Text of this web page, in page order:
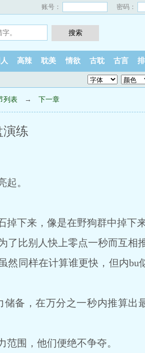
账号： 密码：
高辣 耽美 情欲 古耽 古言
列表 → 下一章
演练
。
下来，像是在野狗群中掉下来
比别人快上零点一秒而互相推
同样在计算谁更快，但内bu
，在万分之一秒内推算出
围，他们便绝不争夺。